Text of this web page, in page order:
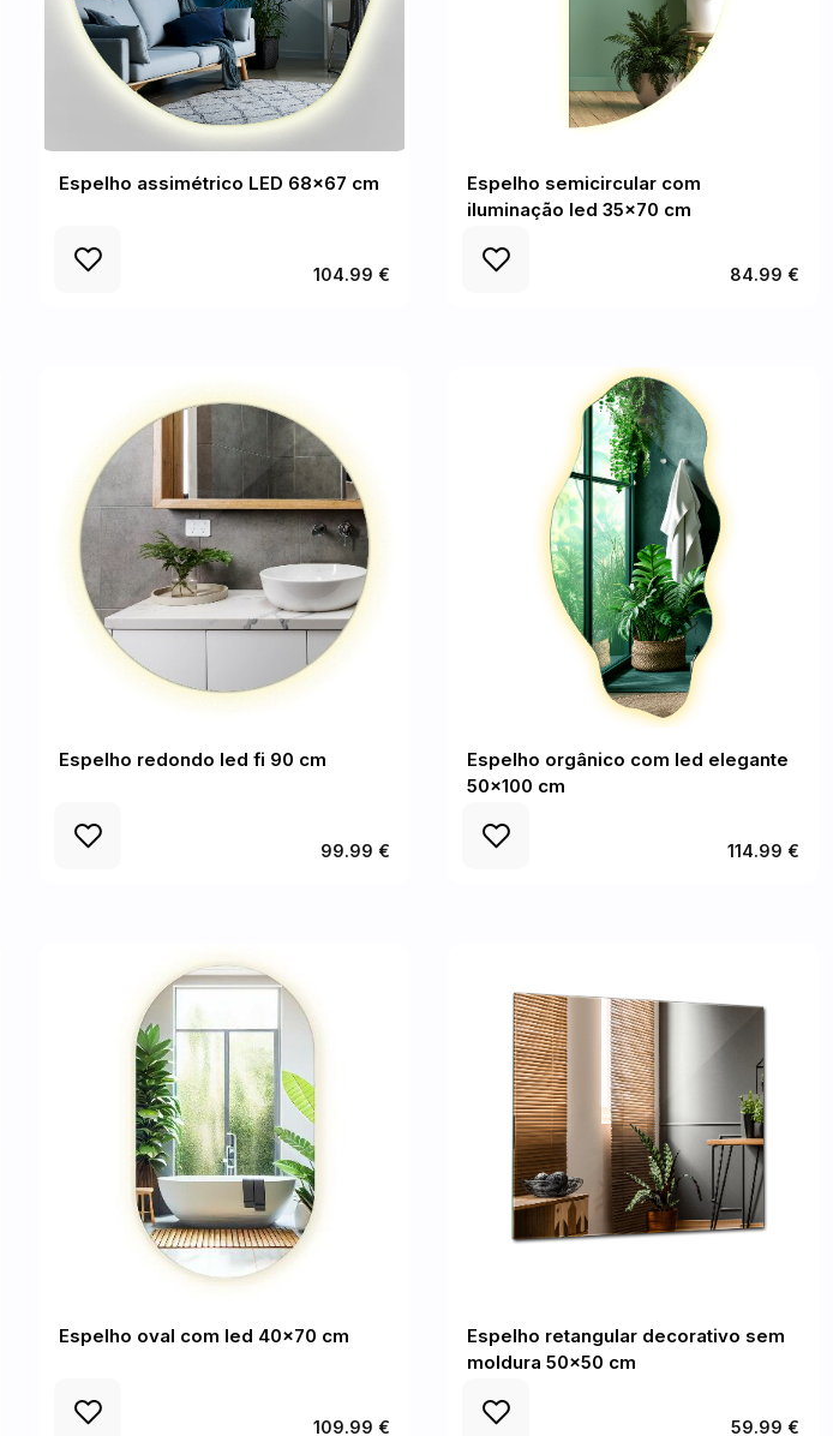
Espelho assimétrico LED 68x67 cm
104.99 €
Espelho semicircular com
iluminação led 35x70 cm
84.99 €
Espelho redondo led fi 90 cm
99.99 €
Espelho orgânico com led elegante
50x100 cm
114.99 €
Espelho oval com led 40x70 cm
109.99 €
Espelho retangular decorativo sem
moldura 50x50 cm
59.99 €